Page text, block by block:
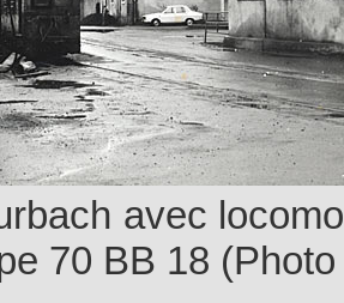
avec
70 BB 18